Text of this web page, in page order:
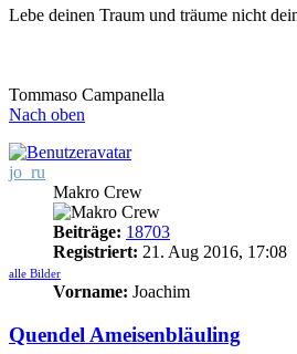
Lebe deinen Traum und träume nicht
Tommaso Campanella
Nach oben
jo_ru
Makro Crew
Beiträge: 18703
Registriert: 21. Aug 2016, 17:08
alle Bilder
Vorname: Joachim
Quendel Ameisenbläuling